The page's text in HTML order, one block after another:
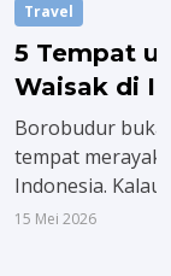
Travel
5 Tempat
Waisak di
Borobudur
Borobudur
tempat
Indonesia.
lebih tenang
15 Mei 2026